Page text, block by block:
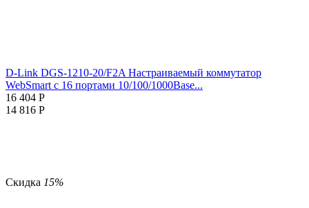
D-Link DGS-1210-20/F2A Настраиваемый коммутатор
WebSmart с 16 портами 10/100/1000Base...
16 404 Р
14 816 Р
Скидка 15%